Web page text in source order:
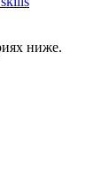
ниже.